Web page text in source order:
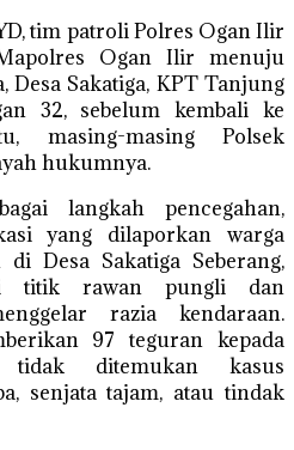
tim patroli Polres Ogan Ilir
Ogan Ilir menuju
Sakatiga, KPT Tanjung
32, sebelum kembali ke
masing-masing Polsek
hukumnya.
langkah pencegahan,
yang dilaporkan warga
Desa Sakatiga Seberang,
titik rawan pungli dan
razia kendaraan.
97 teguran kepada
tidak ditemukan kasus
senjata tajam, atau tindak